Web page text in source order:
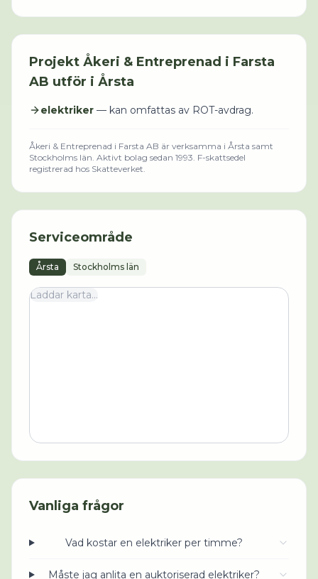
Projekt Åkeri & Entreprenad i Farsta
AB utför i Årsta
elektriker — kan omfattas av ROT-avdrag.
Åkeri & Entreprenad i Farsta AB är verksamma i Årsta samt
Stockholms län. Aktivt bolag sedan 1993. F-skattsedel
registrerad hos Skatteverket.
Serviceområde
Årsta Stockholms län
Laddar karta...
Vanliga frågor
Vad kostar en elektriker per timme?
Måste jag anlita en auktoriserad elektriker?